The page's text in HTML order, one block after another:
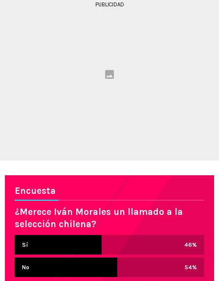
PUBLICIDAD
Encuesta
¿Merece Iván Morales un llamado a la
selección chilena?
Sí 46%
No 54%